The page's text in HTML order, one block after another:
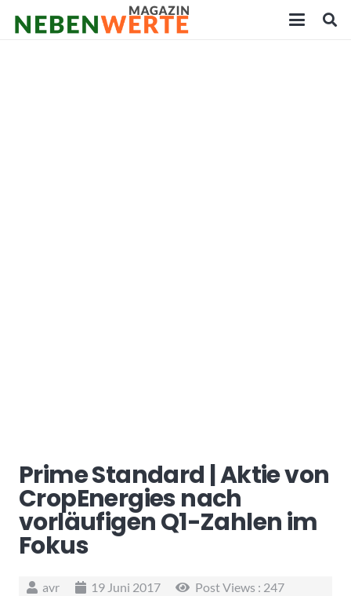
Prime Standard | Aktie von
CropEnergies nach
vorläufigen Q1-Zahlen im
Fokus
avr 19 Juni 2017 Post Views : 247